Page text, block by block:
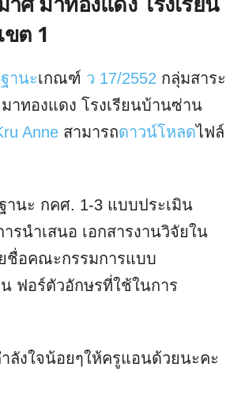
ต 1
านะเกณฑ์ ว 17/2552 กลุ่มสาระ
าทองแดง โรงเรียนบ้านซ่าน
Anneสามารถดาวน์โหลดไฟล์
านะ กคศ. 1-3 แบบประเมิน
รนำเสนอ เอกสารงานวิจัยใน
ชื่อคณะกรรมการแบบ
ฟอร์ตัวอักษรที่ใช้ในการ
ลังใจน้อยๆให้ครูแอนด้วยนะคะ